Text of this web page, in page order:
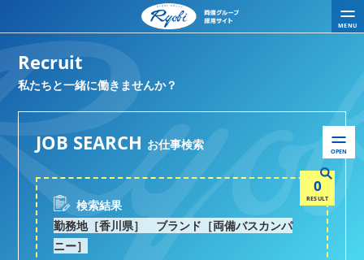
Recruit
私たちと一緒に働きませんか？
JOB SEARCH お仕事検索 OPEN
検索結果
勤務地［香川県］ ブランド［両備バスカンパ
ニー］
0
RESULT
MENU